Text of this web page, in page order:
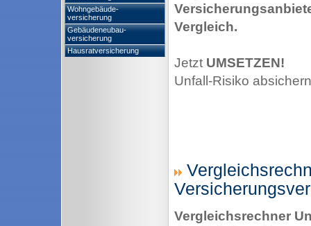
Wohngebäude-
versicherung
Gebäudeneubau-
versicherung
Hausratversicherung
Vergleich.
Jetzt UMSETZEN!
Unfall-Risiko
Vergleichsrechner